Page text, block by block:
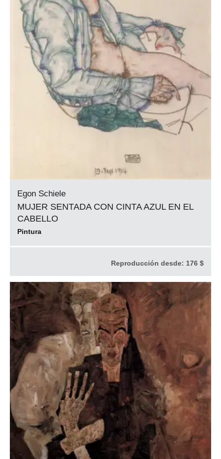
Egon Schiele
MUJER SENTADA CON CINTA AZUL EN EL
CABELLO
Pintura
Reproducción desde: 176 $